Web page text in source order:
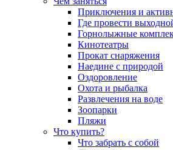
Приключения и
Где провести
Горнолыжные
Кинотеатры
Прокат снаряжения
Наедине с природой
Оздоровление
Охота и рыбалка
Развлечения на воде
Зоопарки
Пляжи
Что купить?
Что забрать с собой